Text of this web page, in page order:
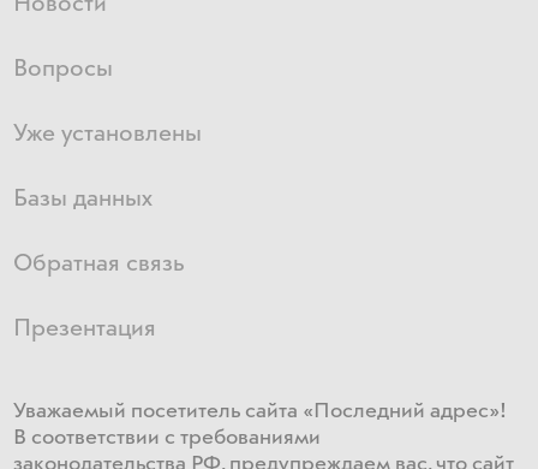
Вопросы
Уже установлены
Базы данных
Обратная связь
Презентация
Уважаемый посетитель сайта «Последний адрес»!
В соответствии с требованиями